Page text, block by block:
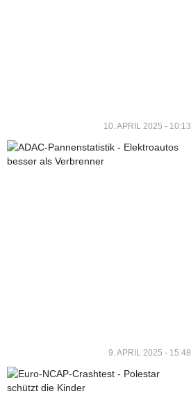
10. APRIL 2025 - 10:13
9. APRIL 2025 - 15:48